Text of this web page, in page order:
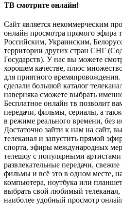
ТВ смотрите онлайн!
Сайт является некоммерческим
онлайн просмотра прямого эфира
Российским, Украинским,
территории других стран СНГ
Государств). У нас вы можете
хорошем качестве, плюс
для приятного
сделали большой каталог
наверняка сможете выбрать
Бесплатное онлайн тв позволит
передачи, фильмы, сериалы, а
в режиме реального времени, без
Достаточно зайти к нам на сайт,
телеканал и запустить прямой
спорта, эфиры международных
телешоу с популярными
развлекательные передачи,
фильмы и всё это в одном месте,
компьютера, ноутбука или
выбрать свой любимый
наиболее удобный просмотр